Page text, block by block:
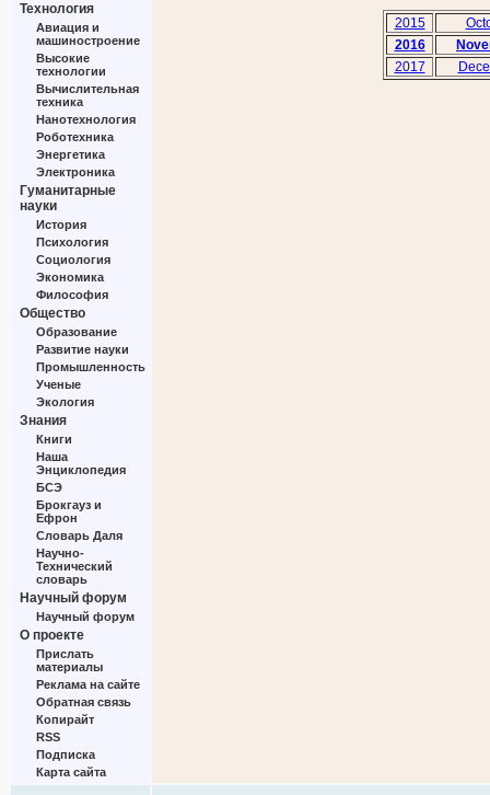
Технология
Авиация и
машиностроение
Высокие
технологии
Вычислительная
техника
Нанотехнология
Роботехника
Энергетика
Электроника
Гуманитарные
науки
История
Психология
Социология
Экономика
Философия
Общество
Образование
Развитие науки
Промышленность
Ученые
Экология
Знания
Книги
Наша
Энциклопедия
БСЭ
Брокгауз и
Ефрон
Словарь Даля
Научно-
Технический
словарь
Научный форум
Научный форум
О проекте
Прислать
материалы
Реклама на сайте
Обратная связь
Копирайт
RSS
Подписка
Карта сайта
2015
2016
2017